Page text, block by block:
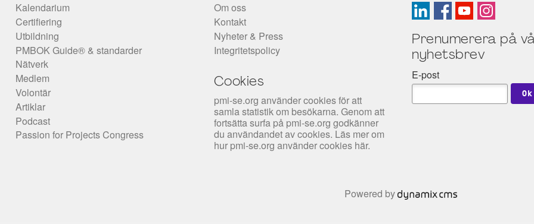
Kalendarium
Certifiering
Utbildning
PMBOK Guide® & standarder
Nätverk
Medlem
Volontär
Artiklar
Podcast
Passion for Projects Congress
Om oss
Kontakt
Nyheter & Press
Integritetspolicy
Cookies
pmi-se.org använder cookies för att
samla statistik om besökarna. Genom att
fortsätta surfa på pmi-se.org godkänner
du användandet av cookies. Läs mer om
hur pmi-se.org använder cookies här.
Prenumerera på
nyhetsbrev
E-post
Powered by